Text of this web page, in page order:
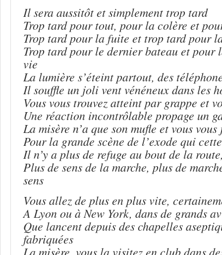
Il sera aussitôt et simplement trop tard
Trop tard pour tout, pour la colère et
Trop tard pour la fuite et trop tard pour
Trop tard pour le dernier bateau et pour
vie
La lumière s’éteint partout, des
Il souffle un joli vent vénéneux dans les
Vous vous trouvez atteint par grappe et
Une réaction incontrôlable propage un
La misère n’a que son mufle et vous
Pour la grande scène de l’exode qui
Il n’y a plus de refuge au bout de la
Plus de sens de la marche, plus de
sens
Vous allez de plus en plus vite,
A Lyon ou à New York, dans de grands
Que lancent depuis des chapelles
fabriquées
La misère, vous la visitez en club dans